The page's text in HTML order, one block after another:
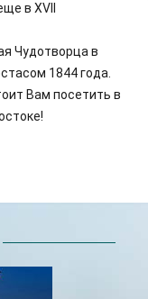
в XVII
Чудотворца в
1844 года.
Вам посетить в